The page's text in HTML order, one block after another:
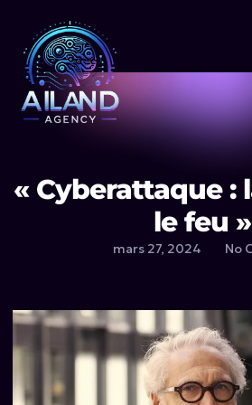
contenu
« Cyberattaque :
le feu »
mars 27, 2024 No